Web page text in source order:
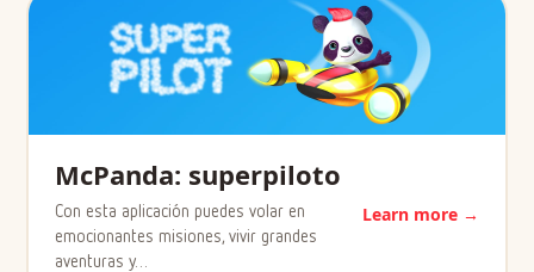
McPanda: superpiloto
Con esta aplicación puedes volar en
emocionantes misiones, vivir grandes
aventuras y…
Learn more →